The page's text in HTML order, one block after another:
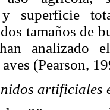
y superficie
tamaños de
analizado
(Pearson,
artificiales